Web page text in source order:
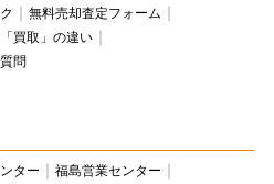
無料売却査定フォーム
「買取」の違い
問
ター
福島営業センター